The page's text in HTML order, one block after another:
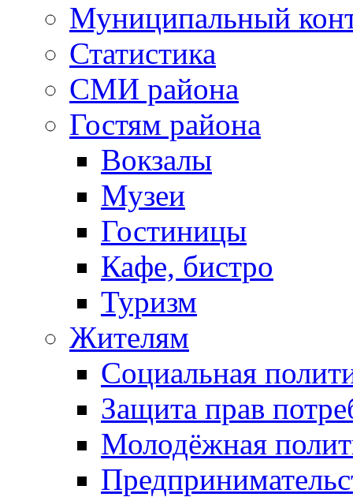
Муниципальный
Статистика
СМИ района
Гостям района
Вокзалы
Музеи
Гостиницы
Кафе, бистро
Туризм
Жителям
Социальная
Защита прав
Молодёжная